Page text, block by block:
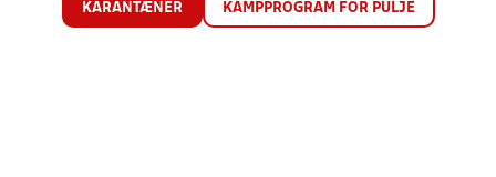
KARANTÆNER KAMPPROGRAM FOR PULJE